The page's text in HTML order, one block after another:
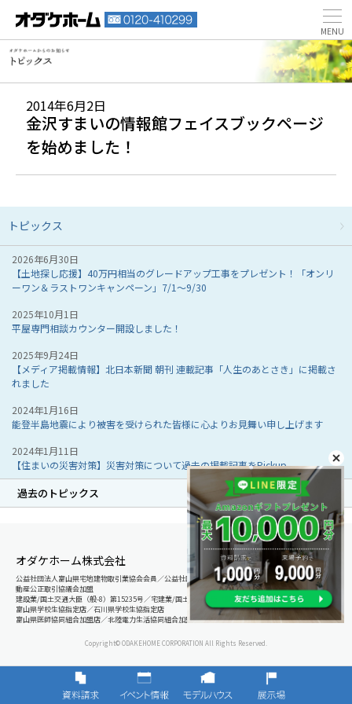
2014年6月2日
金沢すまいの情報館フェイスブックページ
を始めました！
トピックス
2026年6月30日
【土地探し応援】40万円相当のグレードアップ工事をプレゼント！「オンリ
ーワン＆ラストワンキャンペーン」7/1～9/30
2025年10月1日
平屋専門相談カウンター開設しました！
2025年9月24日
【メディア掲載情報】北日本新聞 朝刊 連載記事「人生のあとさき」に掲載さ
れました
2024年1月16日
能登半島地震により被害を受けられた皆様に心よりお見舞い申し上げます
2024年1月11日
【住まいの災害対策】災害対策について過去の掲載記事をPickup
過去のトピックス
オダケホーム株式会社
公益社団法人富山県宅地建物取引業協会会員／公益社団法人石川県宅地建物取引業協会会員／北陸不
動産公正取引協議会加盟
建設業/国土交通大臣（般-8）第15235号／宅建業/国土交通大臣（8）第5025号
富山県学校生協指定店／石川県学校生協指定店
富山県医師協同組合加盟店／北陸電力生活協同組合加盟店
Copyright© ODAKEHOME CORPORATION All Rights Reserved.